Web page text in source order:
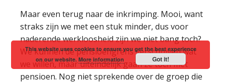
Maar even terug naar de inkrimping. Mooi, want
straks zijn we met een stuk minder, dus voor
naderende werkloosheid zijn we niet bang toch?
We kunnen de pensioengrens verschuiven wat
we willen, maar uiteindelijk gaan ze toch met
pensioen. Nog niet sprekende over de groep die
This website uses cookies to ensure you get the best experience
on our website. More information Got it!